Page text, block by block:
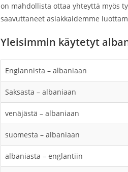
on mahdollista ottaa yhteyttä myös
saavuttaneet asiakkaidemme
Yleisimmin käytetyt
Englannista – albaniaan
Saksasta – albaniaan
venäjästä – albaniaan
suomesta – albaniaan
albaniasta – englantiin